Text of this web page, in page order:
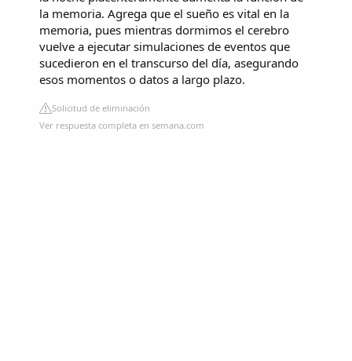
la memoria. Agrega que el sueño es vital en la
memoria, pues mientras dormimos el cerebro
vuelve a ejecutar simulaciones de eventos que
sucedieron en el transcurso del día, asegurando
esos momentos o datos a largo plazo.
Solicitud de eliminación
Ver respuesta completa en semana.com